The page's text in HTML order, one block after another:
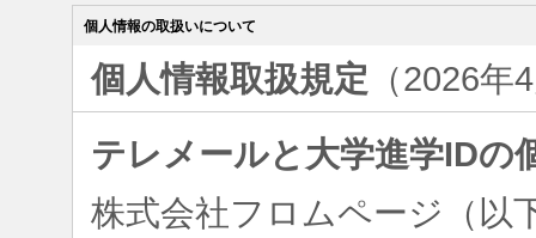
個人情報の取扱いについて
個人情報取扱規定 （2026
テレメールと大学進学IDの
株式会社フロムページ（以